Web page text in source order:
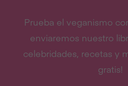
Prueba el veganismo
enviaremos nuestro
celebridades, recetas y
gratis!